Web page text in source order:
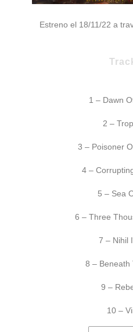
Estreno el 18/11/22 a
1 – Dawn
2 –
3 – Poisoner
4 –
5 – Sea
6 – Three
7 – Nihil
8 – Beneath
9 –
10 –